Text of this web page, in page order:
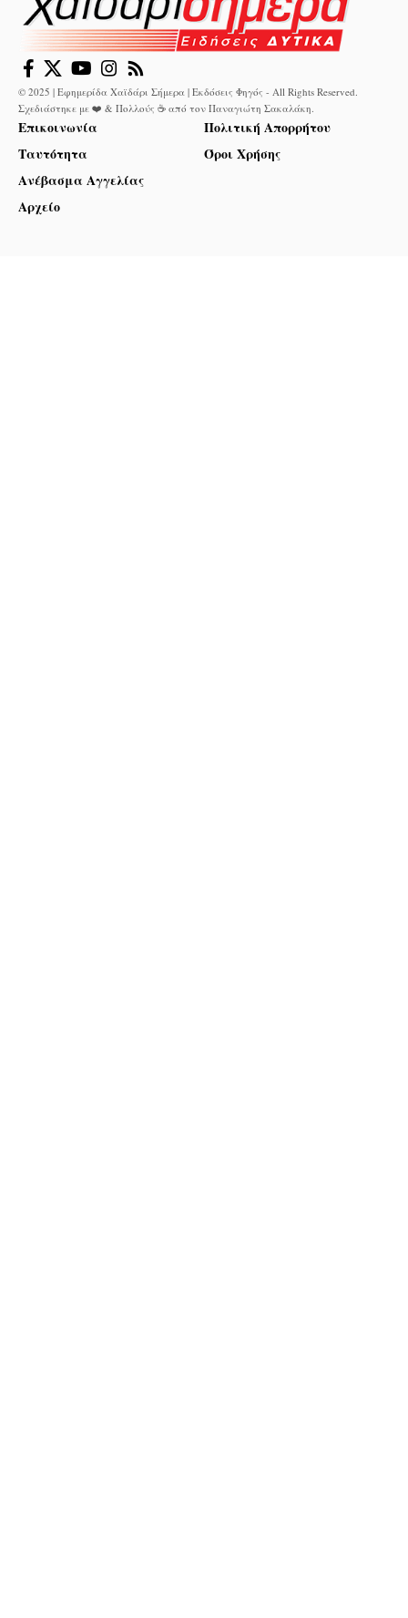
© 2025 | Εφημερίδα Χαϊδάρι Σήμερα | Εκδόσεις Φηγός - All Rights Reserved.
Σχεδιάστηκε με ❤️ & Πολλούς ☕ από τον Παναγιώτη Σακαλάκη
Επικοινωνία
Ταυτότητα
Ανέβασμα Αγγελίας
Αρχείο
Πολιτική Απορρήτου
Όροι Χρήσης